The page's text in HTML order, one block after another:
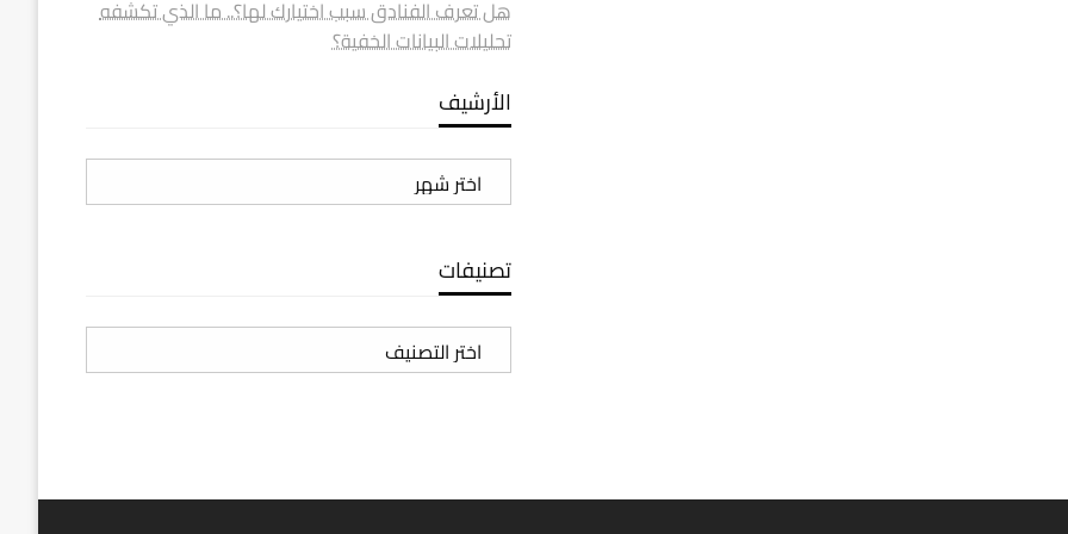
هل تعرف الفنادق سبب اختيارك لها؟.. ما الذي تكشفه
تحليلات البيانات الخفية؟
الأرشيف
الأرشيف
تصنيفات
تصنيفات